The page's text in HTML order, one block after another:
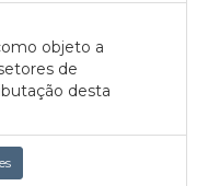
objeto a
de
desta